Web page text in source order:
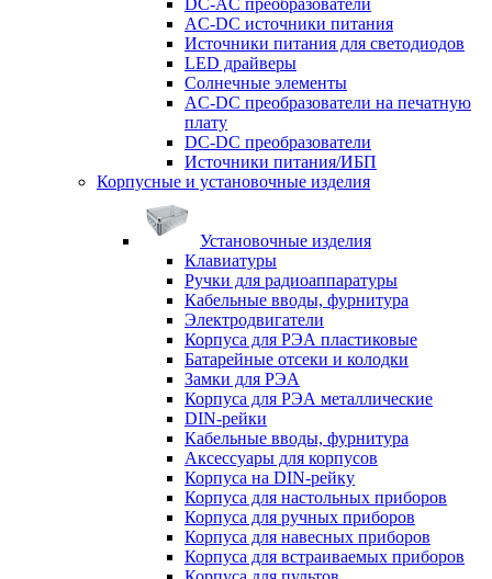
DC-AC преобразователи
AC-DC источники питания
Источники питания для светодиодов
LED драйверы
Солнечные элементы
AC-DC преобразователи на печатную
плату
DC-DC преобразователи
Источники питания/ИБП
Корпусные и установочные изделия
Установочные изделия
Клавиатуры
Ручки для радиоаппаратуры
Кабельные вводы, фурнитура
Электродвигатели
Корпуса для РЭА пластиковые
Батарейные отсеки и колодки
Замки для РЭА
Корпуса для РЭА металлические
DIN-рейки
Кабельные вводы, фурнитура
Аксессуары для корпусов
Корпуса на DIN-рейку
Корпуса для настольных приборов
Корпуса для ручных приборов
Корпуса для навесных приборов
Корпуса для встраиваемых приборов